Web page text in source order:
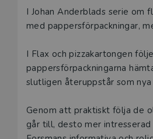
Beskrivning
I Johan Anderblads serie om
med pappersförpackningar,
I Flax och pizzakartongen
pappersförpackningarna
slutligen återuppstår som nya
Genom att praktiskt följa de
går till, desto mer